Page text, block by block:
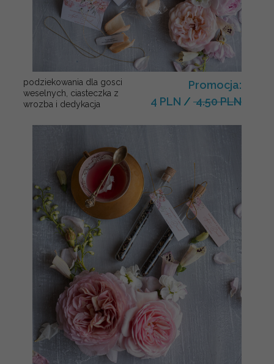
podziekowania dla gosci
weselnych, ciasteczka z
wrozba i dedykacja
Promocja:
4 PLN / 4.50 PLN